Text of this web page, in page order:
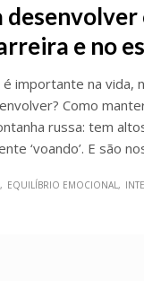
e no
importante na vida,
Como
russa: tem
‘voando’. E são
EQUILÍBRIO EMOCIONAL